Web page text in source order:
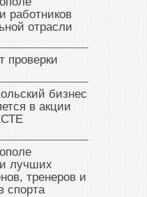
работников
отрасли
проверки
бизнес
в акции
лучших
тренеров и
спорта